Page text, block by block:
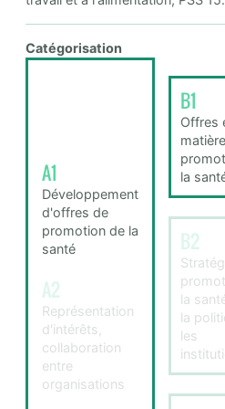
Catégorisation
A1
Développement
d'offres de
promotion de la
santé
A2
Représentation
d'intérêts,
collaboration
entre
organisations
B1
Offres
la
B2
la
la
les